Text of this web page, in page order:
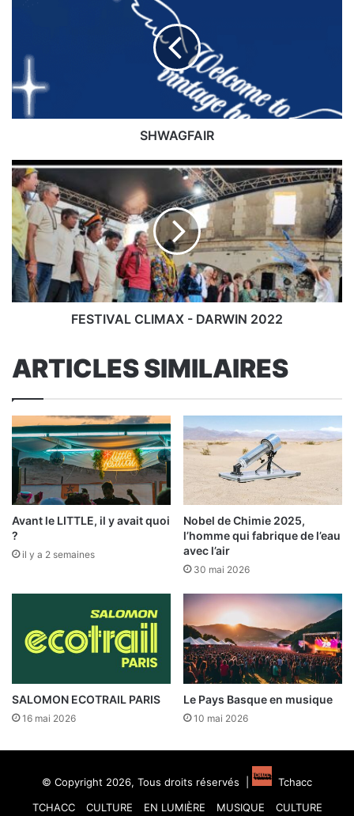
SHWAGFAIR
FESTIVAL
CLIMAX
-
DARWIN
2022
FESTIVAL CLIMAX - DARWIN 2022
ARTICLES SIMILAIRES
Avant le LITTLE, il y avait quoi
?
il y a 2 semaines
Nobel de Chimie 2025,
l’homme qui fabrique de l’eau
avec l’air
30 mai 2026
SALOMON ECOTRAIL PARIS
16 mai 2026
Le Pays Basque en musique
10 mai 2026
© Copyright 2026, Tous droits réservés |
Tchacc
TCHACC
CULTURE EN LUMIÈRE MUSIQUE CULTURE